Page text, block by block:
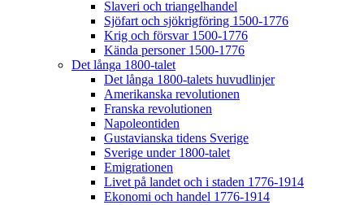
Slaveri och triangelhandel
Sjöfart och sjökrigföring 1500-1776
Krig och försvar 1500-1776
Kända personer 1500-1776
Det långa 1800-talet
Det långa 1800-talets huvudlinjer
Amerikanska revolutionen
Franska revolutionen
Napoleontiden
Gustavianska tidens Sverige
Sverige under 1800-talet
Emigrationen
Livet på landet och i staden 1776-1914
Ekonomi och handel 1776-1914